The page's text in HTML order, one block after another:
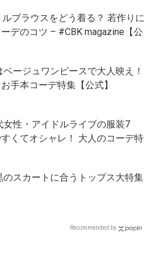
ブラウスをどう着る？ 若作りに
デのコツ – #CBK magazine【公
ージュワンピースで大人映え！
手本コーデ特集【公式】
女性・アイドルライブの服装7
くてオシャレ！ 大人のコーデ特
のスカートに合うトップス大特集
Recommended by